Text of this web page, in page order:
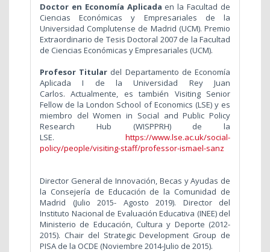
Doctor en Economía Aplicada en la Facultad de
Ciencias Económicas y Empresariales de la
Universidad Complutense de Madrid (UCM). Premio
Extraordinario de Tesis Doctoral 2007 de la Facultad
de Ciencias Económicas y Empresariales (UCM).
Profesor Titular del Departamento de Economía
Aplicada I de la Universidad Rey Juan
Carlos. Actualmente, es también Visiting Senior
Fellow de la London School of Economics (LSE) y es
miembro del Women in Social and Public Policy
Research Hub (WISPPRH) de la
LSE. https://www.lse.ac.uk/social-
policy/people/visiting-staff/professor-ismael-sanz
Director General de Innovación, Becas y Ayudas de
la Consejería de Educación de la Comunidad de
Madrid (Julio 2015- Agosto 2019). Director del
Instituto Nacional de Evaluación Educativa (INEE) del
Ministerio de Educación, Cultura y Deporte (2012-
2015). Chair del Strategic Development Group de
PISA de la OCDE (Noviembre 2014-Julio de 2015).